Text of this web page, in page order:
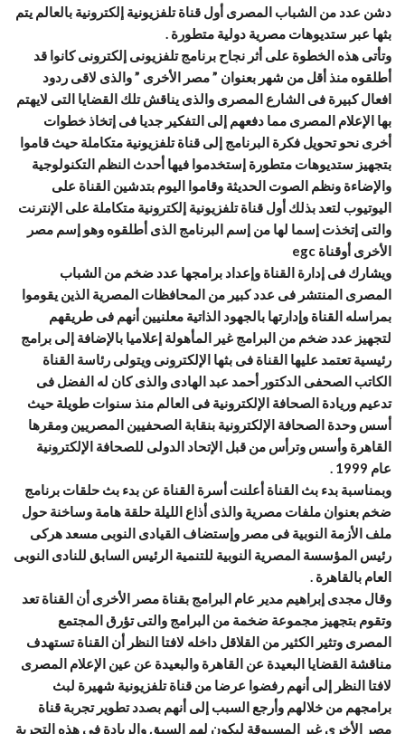
دشن عدد من الشباب المصرى أول قناة تلفزيونية إلكترونية بالعالم يتم
بثها عبر ستديوهات مصرية دولية متطورة .
وتأتى هذه الخطوة على أثر نجاح برنامج تلفزيونى إلكترونى كانوا قد
أطلقوه منذ أقل من شهر بعنوان ” مصر الأخرى ” والذى لاقى ردود
افعال كبيرة فى الشارع المصرى والذى يناقش تلك القضايا التى لايهتم
بها الإعلام المصرى مما دفعهم إلى التفكير جديا فى إتخاذ خطوات
أخرى نحو تحويل فكرة البرنامج إلى قناة تلفزيونية متكاملة حيث قاموا
بتجهيز ستديوهات متطورة إستخدموا فيها أحدث النظم التكنولوجية
والإضاءة ونظم الصوت الحديثة وقاموا اليوم بتدشين القناة على
اليوتيوب لتعد بذلك أول قناة تلفزيونية إلكترونية متكاملة على الإنترنت
والتى إتخذت إسما لها من إسم البرنامج الذى أطلقوه وهو إسم مصر
الأخرى أوقناة egc
ويشارك فى إدارة القناة وإعداد برامجها عدد ضخم من الشباب
المصرى المنتشر فى عدد كبير من المحافظات المصرية الذين يقوموا
بمراسله القناة وإدارتها بالجهود الذاتية معلنيين أنهم فى طريقهم
لتجهيز عدد ضخم من البرامج غير المأهولة إعلاميا بالإضافة إلى برامج
رئيسية تعتمد عليها القناة فى بثها الإلكترونى ويتولى رئاسة القناة
الكاتب الصحفى الدكتور أحمد عبد الهادى والذى كان له الفضل فى
تدعيم وريادة الصحافة الإلكترونية فى العالم منذ سنوات طويلة حيث
أسس وحدة الصحافة الإلكترونية بنقابة الصحفيين المصريين ومقرها
القاهرة وأسس وترأس من قبل الإتحاد الدولى للصحافة الإلكترونية
عام 1999 .
وبمناسبة بدء بث القناة أعلنت أسرة القناة عن بدء بث حلقات برنامج
ضخم بعنوان ملفات مصرية والذى أذاع الليلة حلقة هامة وساخنة حول
ملف الأزمة النوبية فى مصر وإستضاف القيادى النوبى مسعد هركى
رئيس المؤسسة المصرية النوبية للتنمية الرئيس السابق للنادى النوبى
العام بالقاهرة .
وقال مجدى إبراهيم مدير عام البرامج بقناة مصر الأخرى أن القناة تعد
وتقوم بتجهيز مجموعة ضخمة من البرامج والتى تؤرق المجتمع
المصرى وتثير الكثير من القلاقل داخله لافتا النظر أن القناة تستهدف
مناقشة القضايا البعيدة عن القاهرة والبعيدة عن عين الإعلام المصرى
لافتا النظر إلى أنهم رفضوا عرضا من قناة تلفزيونية شهيرة لبث
برامجهم من خلالهم وأرجع السبب إلى أنهم بصدد تطوير تجربة قناة
مصر الأخرى غير المسبوقة ليكون لهم السبق والريادة فى هذه التجربة